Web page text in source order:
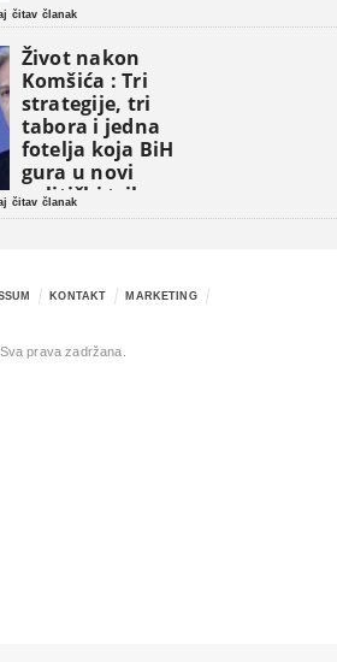
čitav članak
Život nakon
Komšića : Tri
strategije, tri
tabora i jedna
fotelja koja BiH
gura u novi
politički triler
čitav članak
KONTAKT
MARKETING
. Sva prava zadržana.